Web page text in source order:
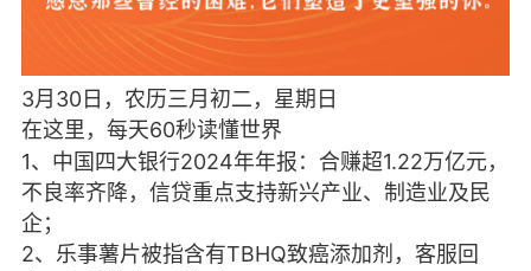
卡卡动能素 无创溶斑术
美业357 芯诗妍
每次200金币 点击购买
师 小熊水光
爆汗熊
3月30日，农历三月初二，星期日
在这里，每天60秒读懂世界
1、中国四大银行2024年年报：合赚超1.22万亿元，
不良率齐降，信贷重点支持新兴产业、制造业及民
企；
2、乐事薯片被指含有TBHQ致癌添加剂，客服回